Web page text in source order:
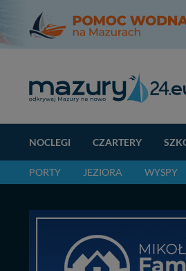
NOCLEGI CZARTERY
PORTY JEZIORA WYSPY